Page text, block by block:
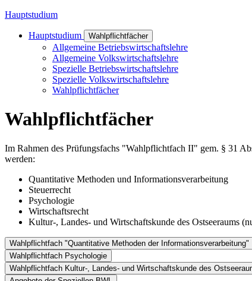
Hauptstudium
Hauptstudium Wahlpflichtfächer
Allgemeine Betriebswirtschaftslehre
Allgemeine Volkswirtschaftslehre
Spezielle Betriebswirtschaftslehre
Spezielle Volkswirtschaftslehre
Wahlpflichtfächer
Wahlpflichtfächer
Im Rahmen des Prüfungsfachs "Wahlpflichtfach II" gem. § 31
werden:
Quantitative Methoden und Informationsverarbeitung
Steuerrecht
Psychologie
Wirtschaftsrecht
Kultur-, Landes- und Wirtschaftskunde des Ostseeraums
Wahlpflichtfach "Quantitative Methoden der Informationsverarbeitung"
Wahlpflichtfach "Quantitative
Wahlpflichtfach Psychologie
Wahlpflichtfach Kultur-, Landes- und Wirtschaftskunde des